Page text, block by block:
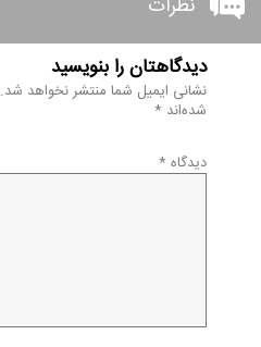
دیدگاهتان را بنویسید
نشانی ایمیل شما منتشر نخواهد شد.
شده‌اند *
دیدگاه *